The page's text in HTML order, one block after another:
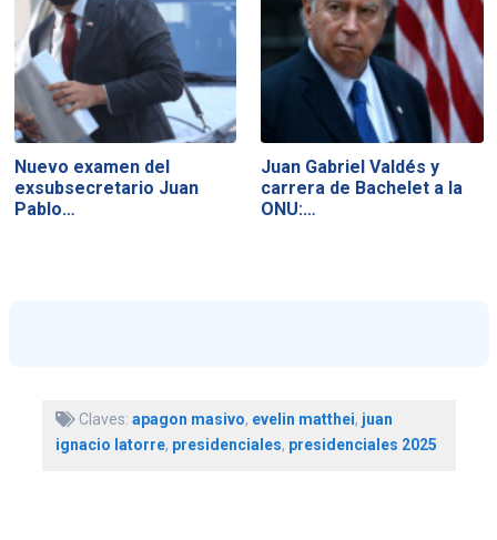
Nuevo examen del
exsubsecretario Juan
Pablo…
Juan Gabriel Valdés y
carrera de Bachelet a la
ONU:…
Claves: apagon masivo, evelin matthei, juan
ignacio latorre, presidenciales, presidenciales 2025